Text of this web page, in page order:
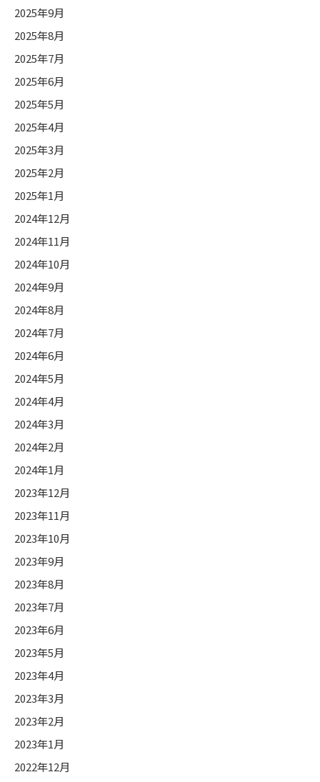
2025年9月
2025年8月
2025年7月
2025年6月
2025年5月
2025年4月
2025年3月
2025年2月
2025年1月
2024年12月
2024年11月
2024年10月
2024年9月
2024年8月
2024年7月
2024年6月
2024年5月
2024年4月
2024年3月
2024年2月
2024年1月
2023年12月
2023年11月
2023年10月
2023年9月
2023年8月
2023年7月
2023年6月
2023年5月
2023年4月
2023年3月
2023年2月
2023年1月
2022年12月